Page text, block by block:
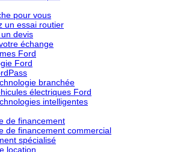
pour vous
un essai routier
devis
échange
Ford
Ford
branchée
électriques Ford
intelligentes
de financement
de financement commercial
spécialisé
location